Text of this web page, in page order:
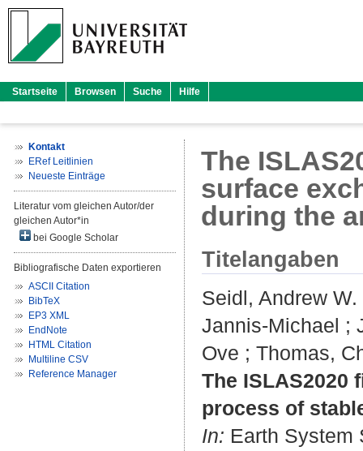
Startseite Browsen Suche Hilfe
Kontakt
ERef Leitlinien
Neueste Einträge
Literatur vom gleichen Autor/der
gleichen Autor*in
bei Google Scholar
Bibliografische Daten exportieren
ASCII Citation
BibTeX
EP3 XML
EndNote
HTML Citation
Multiline CSV
Reference Manager
The
surface
during the
Titelangaben
Seidl, Andrew W.
Jannis-Michael ;
Ove ; Thomas,
The ISLAS2020
process of
In: Earth System